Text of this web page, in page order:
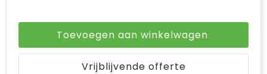
Toevoegen aan winkelwagen
Vrijblijvende offerte